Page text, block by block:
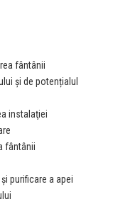
fântânii
și de potențialul
instalaţiei
fântânii
purificare a apei